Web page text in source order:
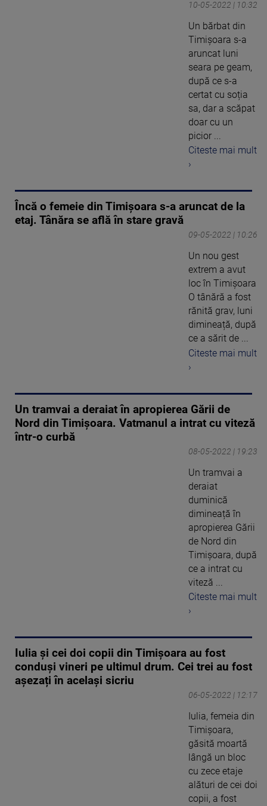
10-05-2022 | 10:32
Un bărbat din
Timișoara s-a
aruncat luni
seara pe geam,
după ce s-a
certat cu soția
sa, dar a scăpat
doar cu un
picior ...
Citeste mai mult
›
Încă o femeie din Timișoara s-a aruncat de la
etaj. Tânăra se află în stare gravă
09-05-2022 | 10:26
Un nou gest
extrem a avut
loc în Timișoara
O tânără a fost
rănită grav, luni
dimineață, după
ce a sărit de ...
Citeste mai mult
›
Un tramvai a deraiat în apropierea Gării de
Nord din Timișoara. Vatmanul a intrat cu viteză
într-o curbă
08-05-2022 | 19:23
Un tramvai a
deraiat
duminică
dimineață în
apropierea Gării
de Nord din
Timișoara, după
ce a intrat cu
viteză ...
Citeste mai mult
›
Iulia și cei doi copii din Timișoara au fost
conduși vineri pe ultimul drum. Cei trei au fost
așezați în același sicriu
06-05-2022 | 12:17
Iulia, femeia din
Timișoara,
găsită moartă
lângă un bloc
cu zece etaje
alături de cei doi
copii, a fost